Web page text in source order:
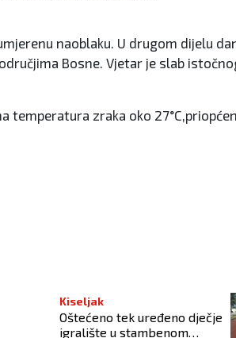
naoblaku. U drugom dijelu
Bosne. Vjetar je slab
temperatura zraka oko
Kiseljak
Oštećeno tek uređeno dječje
igralište u stambenom